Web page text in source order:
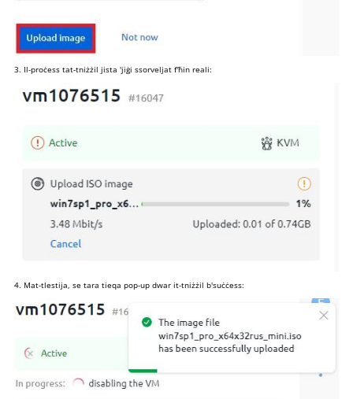
3. Il-proċess tat-tniżżil jista 'jiġi ssorveljat f'ħin reali:
4. Mat-tlestija, se tara tieqa pop-up dwar it-tniżżil b'suċċess: